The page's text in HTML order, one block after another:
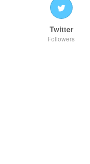
Twitter
Followers